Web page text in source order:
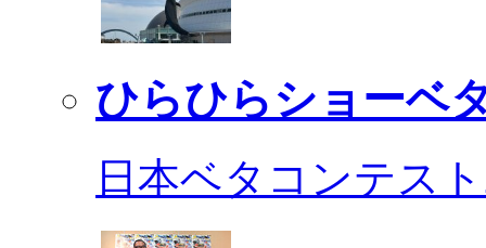
ひらひらショーベ
日本ベタコンテス